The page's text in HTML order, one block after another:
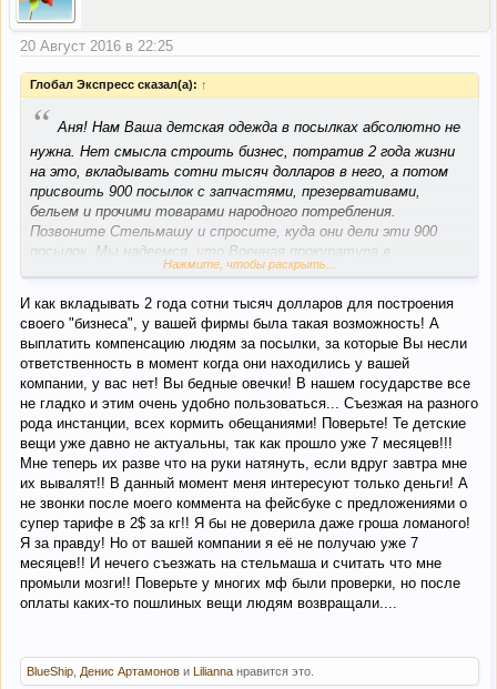
20 Август 2016 в 22:25
Глобал Экспресс сказал(а): ↑
“ Аня! Нам Ваша детская одежда в посылках абсолютно не
нужна. Нет смысла строить бизнес, потратив 2 года жизни
на это, вкладывать сотни тысяч долларов в него, а потом
присвоить 900 посылок с запчастями, презервативами,
бельем и прочими товарами народного потребления.
Позвоните Стельмашу и спросите, куда они дели эти 900
посылок. Мы надеемся, что Военная прокуратура в
ближайшее время сможет установить судьбу посылок и
возврате (хотя бы того, что осталось).
Нажмите, чтобы раскрыть...
И как вкладывать 2 года сотни тысяч долларов для построения
своего "бизнеса", у вашей фирмы была такая возможность! А
выплатить компенсацию людям за посылки, за которые Вы несли
ответственность в момент когда они находились у вашей
компании, у вас нет! Вы бедные овечки! В нашем государстве все
не гладко и этим очень удобно пользоваться... Съезжая на разного
рода инстанции, всех кормить обещаниями! Поверьте! Те детские
вещи уже давно не актуальны, так как прошло уже 7 месяцев!!!
Мне теперь их разве что на руки натянуть, если вдруг завтра мне
их вывалят!! В данный момент меня интересуют только деньги! А
не звонки после моего коммента на фейсбуке с предложениями о
супер тарифе в 2$ за кг!! Я бы не доверила даже гроша ломаного!
Я за правду! Но от вашей компании я её не получаю уже 7
месяцев!! И нечего съезжать на стельмаша и считать что мне
промыли мозги!! Поверьте у многих мф были проверки, но после
оплаты каких-то пошлиных вещи людям возвращали....
BlueShip, Денис Артамонов и Lilianna нравится это.